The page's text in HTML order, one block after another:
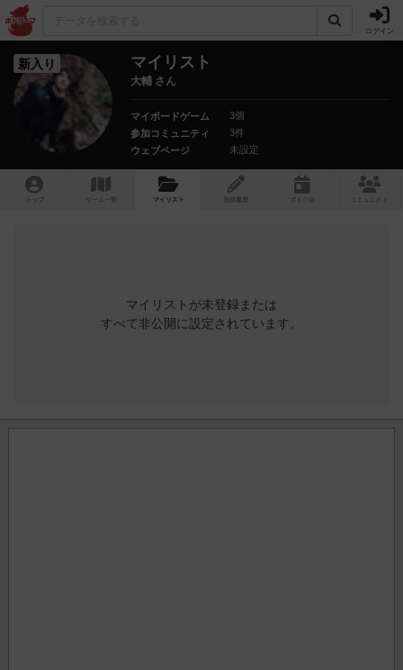
ログイン
新入り マイリスト
大輔 さん
マイボードゲーム
3個
参加コミュニティ
3件
ウェブページ
未設定
トップ ゲーム一覧 マイリスト 投稿履歴 ボ ドゲ コミュニティ
マイリストが未登録または
すべて非公開に設定されています。